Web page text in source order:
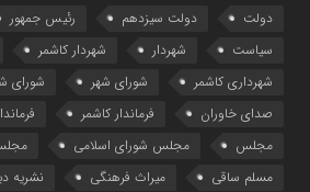
دولت
دولت سیزدهم رئیس جمهور
سیاست
شهردار شهردار کاشمر
شهرداری کاشمر
شورای شهر
شورای
صدای خاوران
فرماندار کاشمر
مجلس
مجلس شورای اسلامی
مسلم ساقی
میراث فرهنگی نشریه